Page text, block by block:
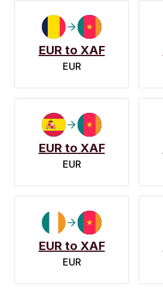
EUR to XAF
EUR
EUR to XAF
EUR
EUR to XAF
EUR